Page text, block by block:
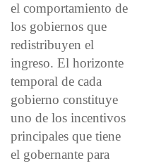
el comportamiento de
los gobiernos que
redistribuyen el
ingreso. El horizonte
temporal de cada
gobierno constituye
uno de los incentivos
principales que tiene
el gobernante para